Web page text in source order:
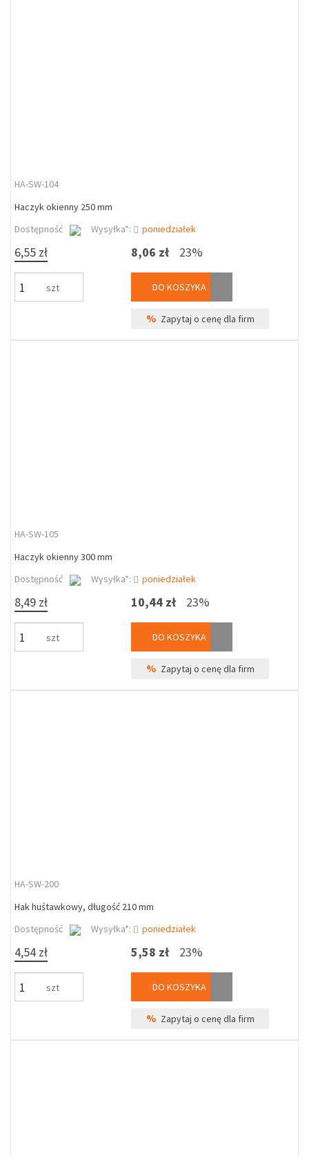
HA-SW-104
Haczyk okienny 250 mm
Dostępność
Wysyłka*: poniedziałek
6,55 zł
szt
8,06 zł 23%
DO KOSZYKA
% Zapytaj o cenę dla firm
HA-SW-105
Haczyk okienny 300 mm
Dostępność
Wysyłka*: poniedziałek
8,49 zł
szt
10,44 zł 23%
DO KOSZYKA
% Zapytaj o cenę dla firm
HA-SW-200
Hak huśtawkowy, długość 210 mm
Dostępność
Wysyłka*: poniedziałek
4,54 zł
szt
5,58 zł 23%
DO KOSZYKA
% Zapytaj o cenę dla firm